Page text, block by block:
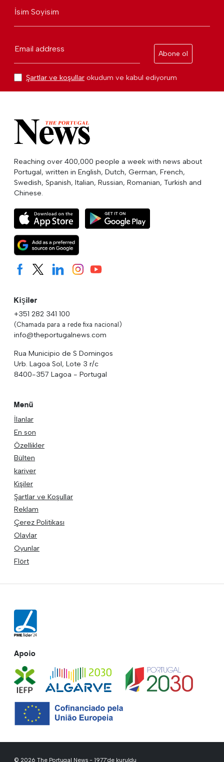
İsim Soyisim
Email address
Abone ol
Şartlar ve koşullar okudum ve kabul ediyorum
Reaching over 400,000 people a week with news about
Portugal, written in English, Dutch, German, French,
Swedish, Spanish, Italian, Russian, Romanian, Turkish and
Chinese.
Kişiler
+351 282 341 100
(Chamada para a rede fixa nacional)
info@theportugalnews.com
Rua Municipio de S Domingos
Urb. Lagoa Sol, Lote 3 r/c
8400-357 Lagoa - Portugal
Menü
İlanlar
En son
Özellikler
Bülten
kariyer
Kişiler
Şartlar ve Koşullar
Reklam
Çerez Politikası
Olaylar
Oyunlar
Flört
Apoio
© 2026 The Portugal News - 1977'de kuruldu